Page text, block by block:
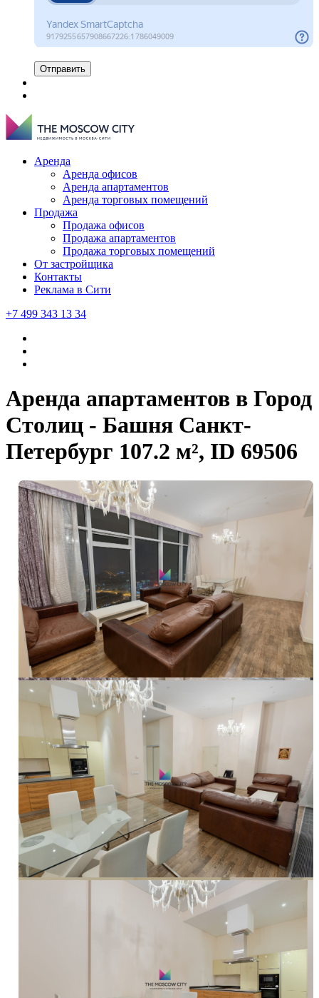
Отправить
Аренда
Аренда офисов
Аренда апартаментов
Аренда торговых помещений
Продажа
Продажа офисов
Продажа апартаментов
Продажа торговых помещений
От застройщика
Контакты
Реклама в Сити
+7 499 343 13 34
Аренда апартаментов в Город
Столиц - Башня Санкт-
Петербург 107.2 м², ID 69506